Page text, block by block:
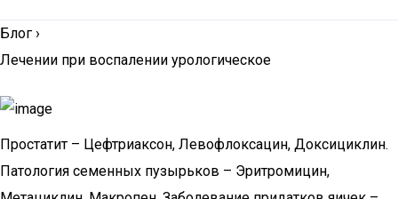
Блог ›
Лечении при воспалении урологическое
Простатит – Цефтриаксон, Левофлоксацин, Доксициклин.
Патология семенных пузырьков – Эритромицин,